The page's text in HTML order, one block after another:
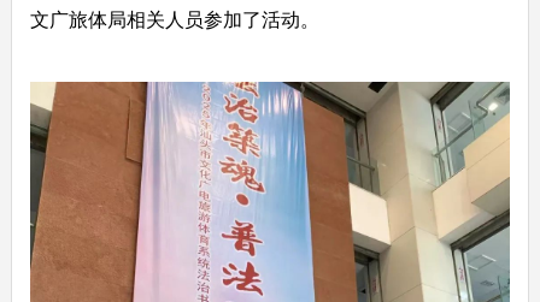
文广旅体局相关人员参加了活动。